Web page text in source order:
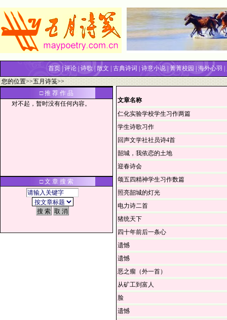
首页 评论 诗歌 |散文 古典诗词 诗意小说 菁菁校园| 海外心羽
您的位置>>五月诗笺>>
□ 推 荐 作 品
对不起，暂时没有任何内容。
□ 文 章 搜 索
文章名称
仁化实验学校学生习作两篇
学生诗歌习作
回声文学社社员诗4首
韶城，我依恋的土地
迎春诗会
颂五四精神学生习作数篇
照亮韶城的灯光
电力诗二首
猪统天下
四十年前后一条心
遗憾
遗憾
恶之瘤（外一首）
从矿工到富人
脸
遗憾